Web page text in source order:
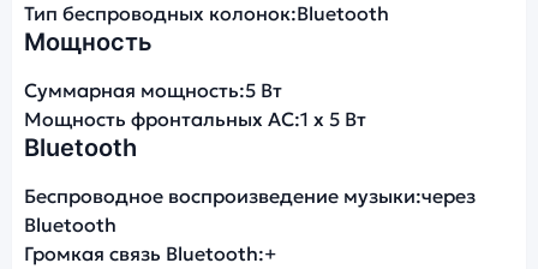
Тип беспроводных колонок:Bluetooth
Мощность
Суммарная мощность:5 Вт
Мощность фронтальных АС:1 x 5 Вт
Bluetooth
Беспроводное воспроизведение музыки:через
Bluetooth
Громкая связь Bluetooth:+